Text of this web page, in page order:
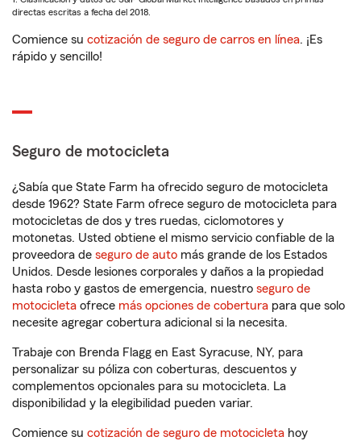
directas escritas a fecha del 2018.
Comience su cotización de seguro de carros en línea. ¡Es
rápido y sencillo!
Seguro de motocicleta
¿Sabía que State Farm ha ofrecido seguro de motocicleta
desde 1962? State Farm ofrece seguro de motocicleta para
motocicletas de dos y tres ruedas, ciclomotores y
motonetas. Usted obtiene el mismo servicio confiable de la
proveedora de seguro de auto más grande de los Estados
Unidos. Desde lesiones corporales y daños a la propiedad
hasta robo y gastos de emergencia, nuestro seguro de
motocicleta ofrece más opciones de cobertura para que solo
necesite agregar cobertura adicional si la necesita.
Trabaje con Brenda Flagg en East Syracuse, NY, para
personalizar su póliza con coberturas, descuentos y
complementos opcionales para su motocicleta. La
disponibilidad y la elegibilidad pueden variar.
Comience su cotización de seguro de motocicleta hoy